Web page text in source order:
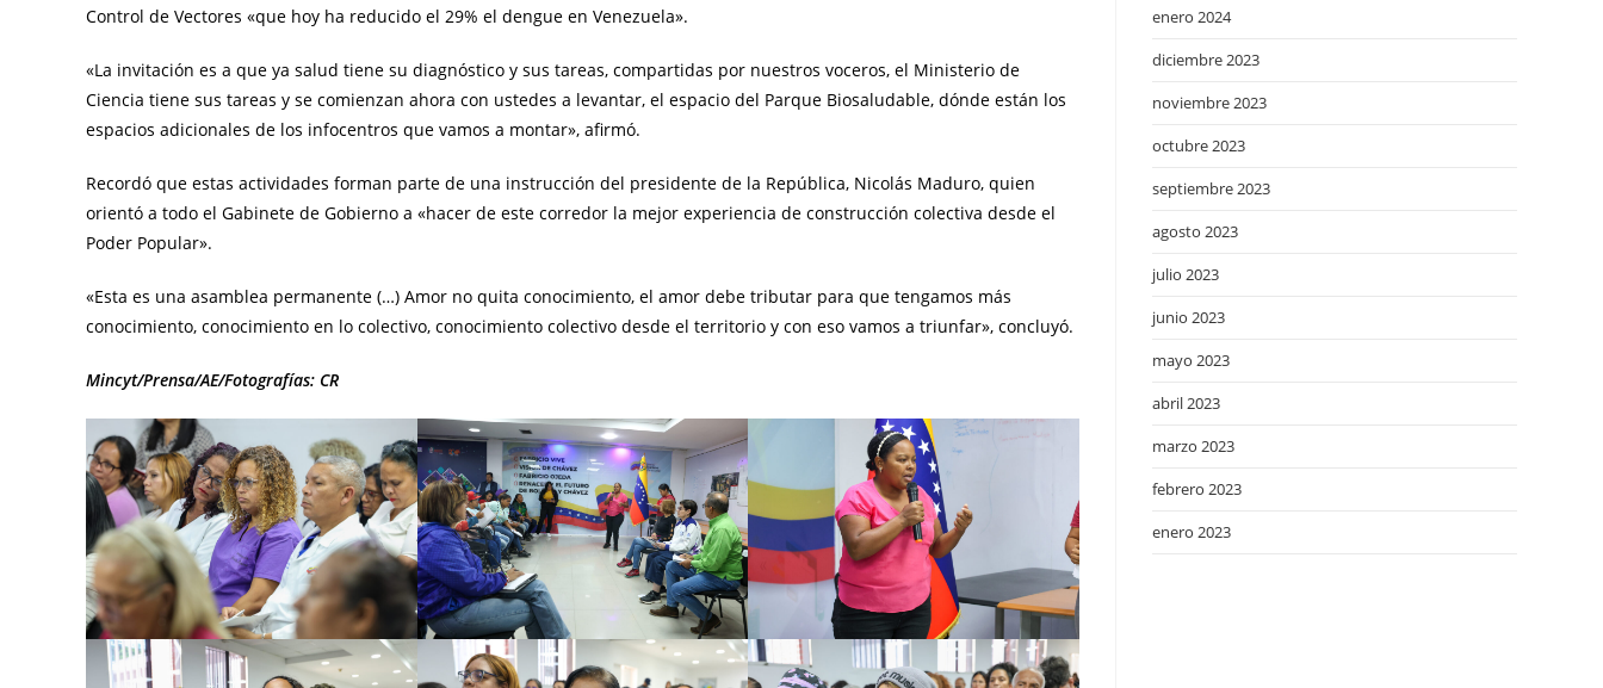
Control de Vectores «que hoy ha reducido el 29% el dengue en Venezuela».
«La invitación es a que ya salud tiene su diagnóstico y sus tareas, compartidas por nuestros voceros, el Ministerio de
Ciencia tiene sus tareas y se comienzan ahora con ustedes a levantar, el espacio del Parque Biosaludable, dónde están los
espacios adicionales de los infocentros que vamos a montar», afirmó.
Recordó que estas actividades forman parte de una instrucción del presidente de la República, Nicolás Maduro, quien
orientó a todo el Gabinete de Gobierno a «hacer de este corredor la mejor experiencia de construcción colectiva desde el
Poder Popular».
«Esta es una asamblea permanente (…) Amor no quita conocimiento, el amor debe tributar para que tengamos más
conocimiento, conocimiento en lo colectivo, conocimiento colectivo desde el territorio y con eso vamos a triunfar», concluyó.
Mincyt/Prensa/AE/Fotografías: CR
enero 2024
diciembre 2023
noviembre 2023
octubre 2023
septiembre 2023
agosto 2023
julio 2023
junio 2023
mayo 2023
abril 2023
marzo 2023
febrero 2023
enero 2023